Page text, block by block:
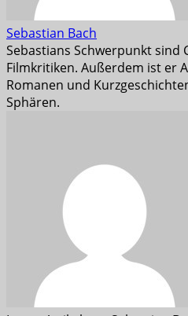
Sebastian Bach
Sebastians Schwerpunkt sind
Filmkritiken. Außerdem ist er
Romanen und
Sphären.